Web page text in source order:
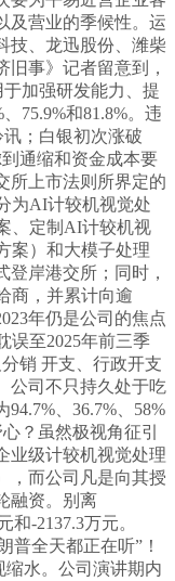
及营业的季候性。运
技、龙迅股份、潍柴
事》记者留意到，
加强研发能力、提
75.9%和81.8%。违
；白银初次涨破
通缩和资金成本要
所上市法则所界定的
为AI计较机视觉处
、定制AI计较机视
案）和大模子处理
岸港交所；同时，
商，并累计向逾
年仍是公司的焦点
误至2025年前三季
销 开支、行政开支
公司不只持久处于吃
、36.7%、58%
？虽然极视角征引
业级计较机视觉处理
，而公司凡是向其授
融资。别离
和-2137.3万元。
普全天都正在听”！
水。公司演讲期内